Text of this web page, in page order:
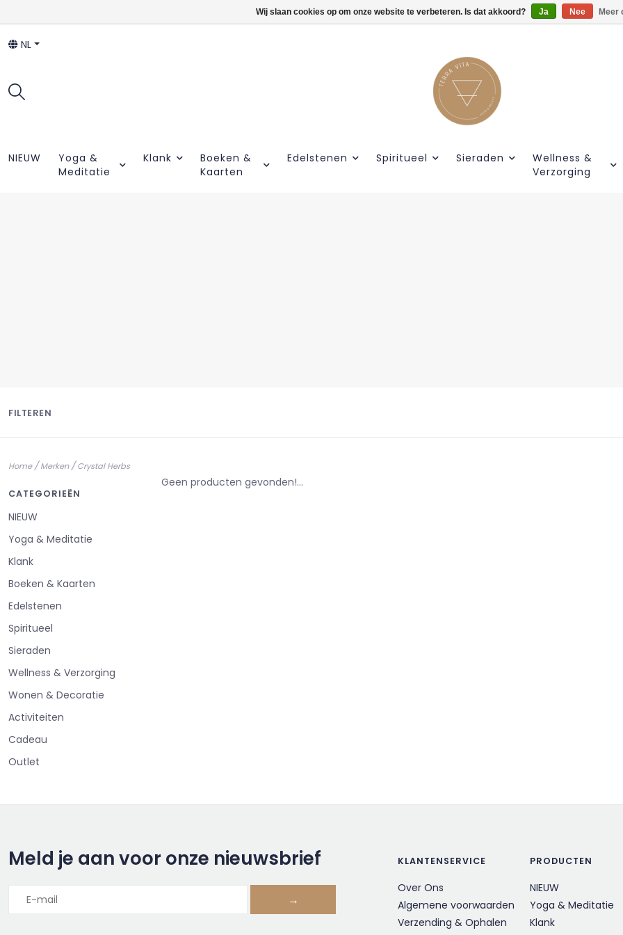
Gratis verzendig vanaf €55.
NL
NIEUW
Yoga &
Meditatie
Klank
Boeken &
Kaarten
Edelstenen Spiritueel Sieraden
Wellness &
Verzorging
FILTEREN
Home/Merken/Crystal Herbs
CATEGORIEËN
NIEUW
Yoga & Meditatie
Klank
Boeken & Kaarten
Edelstenen
Spiritueel
Sieraden
Wellness & Verzorging
Wonen & Decoratie
Activiteiten
Cadeau
Outlet
Geen producten gevonden!...
Meld je aan voor onze nieuwsbrief
→
KLANTENSERVICE
Over Ons
Algemene voorwaarden
Verzending & Ophalen
PRODUCTEN
NIEUW
Yoga & Meditatie
Klank
Wij slaan cookies op om onze website te verbeteren. Is dat akkoord? Ja Nee Meer